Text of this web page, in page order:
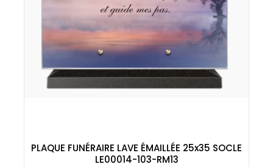
PLAQUE FUNÉRAIRE LAVE ÉMAILLÉE 25x35 SOCLE
LE00014-103-RM13